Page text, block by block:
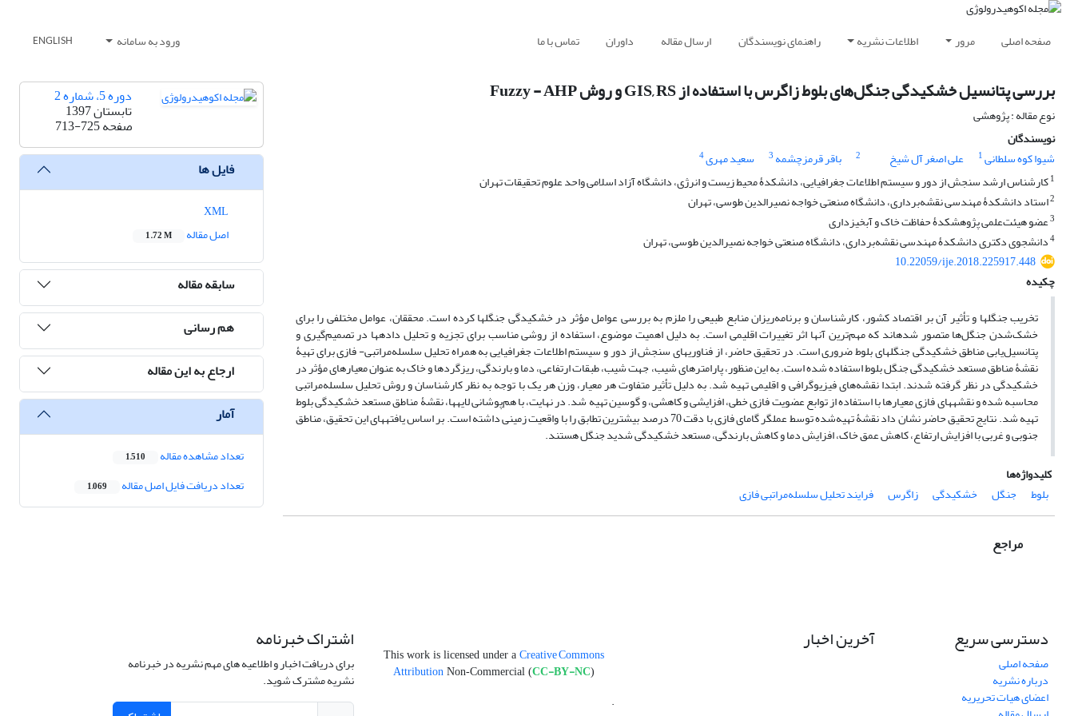
صفحه اصلی مرور اطلاعات نشریه راهنمای نویسندگان ارسال مقاله داوران تماس با ما ورود به سامانه ENGLISH
بررسی پتانسیل خشکیدگی جنگل‌های بلوط زاگرس با استفاده از GIS, RS و روش Fuzzy - AHP
نوع مقاله : پژوهشی
نویسندگان
شیوا کوه سلطانی1 علی اصغر آل شیخ 2 باقر قرمزچشمه 3 سعید مهری4
1کارشناس ارشد سنجش از دور و سیستم اطلاعات جغرافیایی، دانشکدۀ محیط زیست و انرژی، دانشگاه آزاد اسلامی واحد علوم تحقیقات تهران
2استاد دانشکدۀ مهندسی نقشه‌برداری، دانشگاه صنعتی خواجه نصیرالدین طوسی، تهران
3عضو هیئت‌علمی پژوهشکدۀ حفاظت خاک و آبخیزداری
4دانشجوی دکتری دانشکدۀ مهندسی نقشه‌برداری، دانشگاه صنعتی خواجه نصیرالدین طوسی، تهران
10.22059/ije.2018.225917.448
چکیده
‌تخریب جنگل‏ها و تأثیر آن بر اقتصاد کشور، کارشناسان و برنامه‌ریزان منابع طبیعی را ملزم به بررسی عوامل مؤثر در خشکیدگی جنگل‏ها کرده است. محققان، عوامل مختلفی را برای
خشک‌شدن جنگل‌ها متصور شده‏اند که مهم‌ترین آنها اثر تغییرات اقلیمی است. به دلیل اهمیت موضوع، استفاده از روشی مناسب برای تجزیه‏ و تحلیل داده‏ها در تصمیم‌گیری و
پتانسیل‌یابی مناطق خشکیدگی جنگل‏های بلوط ضروری است. در تحقیق حاضر، از فناوری‏های سنجش از دور و سیستم اطلاعات جغرافیایی به همراه تحلیل سلسله‌مراتبی- فازی برای تهیۀ
نقشۀ مناطق مستعد خشکیدگی جنگل بلوط استفاده شده است. به این منظور، پارامترهای شیب، جهت شیب، طبقات ارتفاعی، دما و بارندگی، ریزگردها و خاک به ‏عنوان معیارهای مؤثر در
خشکیدگی در نظر گرفته‏ شدند. ابتدا نقشه‌های فیزیوگرافی و اقلیمی تهیه شد. به دلیل تأثیر متفاوت هر معیار، وزن هر یک با توجه به نظر کارشناسان و روش تحلیل سلسله‌‏مراتبی
محاسبه شده و نقشه‏های فازی معیارها با استفاده از توابع عضویت فازی خطی، افزایشی و کاهشی، و گوسین تهیه شد. در نهایت، با هم‌پوشانی لایه‏ها، نقشۀ مناطق مستعد خشکیدگی بلوط
تهیه شد. نتایج تحقیق حاضر نشان داد نقشۀ تهیه‌شده توسط عملگر گامای فازی با دقت 70 درصد بیشترین تطابق را با واقعیت زمینی داشته است. بر اساس یافته‏های این تحقیق، مناطق
جنوبی و غربی با افزایش ارتفاع، کاهش عمق خاک، افزایش دما و کاهش بارندگی، مستعد خشکیدگی شدید جنگل هستند.
کلیدواژه‌ها
بلوط
جنگل خشکیدگی زاگرس فرایند تحلیل سلسله‌‏مراتبی فازی
مراجع
دوره 5، شماره 2
تابستان 1397
صفحه713-725
فایل ها
اصل مقاله
1.72 M
سابقه مقاله
هم رسانی
ارجاع به این مقاله
آمار
تعداد مشاهده مقاله 1,510
تعداد دریافت فایل اصل مقاله 1,069
دسترسی سریع
صفحه اصلی
درباره نشریه
اعضای هیات تحریریه
آخرین اخبار
This work is licensed under a Creative Commons
AttributionNon-Commercial (CC-BY-NC)
.
اشتراک خبرنامه
برای دریافت اخبار و اطلاعیه های مهم نشریه در خبرنامه
نشریه مشترک شوید.